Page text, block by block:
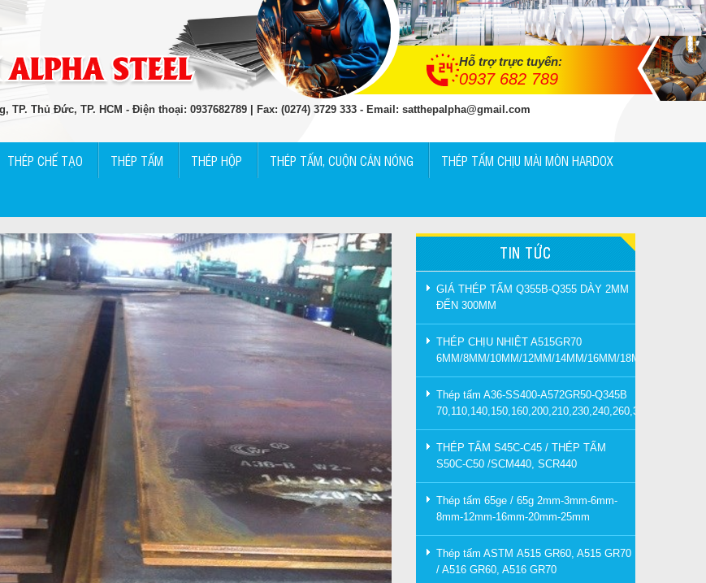
Hỗ trợ trực tuyến:
0937 682 789
TP. Thủ Đức, TP. HCM - Điện thoại: 0937682789 | Fax: (0274) 3729 333 - Email: satthepalpha@gmail.com
THÉP CHẾ TẠO THÉP TẤM THÉP HỘP THÉP TẤM, CUỘN CÁN NÓNG THÉP TẤM CHỊU MÀI MÒN HARDOX
TIN TỨC
GIÁ THÉP TẤM Q355B-Q355 DÀY 2MM
ĐẾN 300MM
THÉP CHỊU NHIỆT A515GR70
6MM/8MM/10MM/12MM/14MM/16MM/18MM/20MM
Thép tấm A36-SS400-A572GR50-Q345B
70,110,140,150,160,200,210,230,240,260,300mm
THÉP TẤM S45C-C45 / THÉP TẤM
S50C-C50 /SCM440, SCR440
Thép tấm 65ge / 65g 2mm-3mm-6mm-
8mm-12mm-16mm-20mm-25mm
Thép tấm ASTM A515 GR60, A515 GR70
/ A516 GR60, A516 GR70